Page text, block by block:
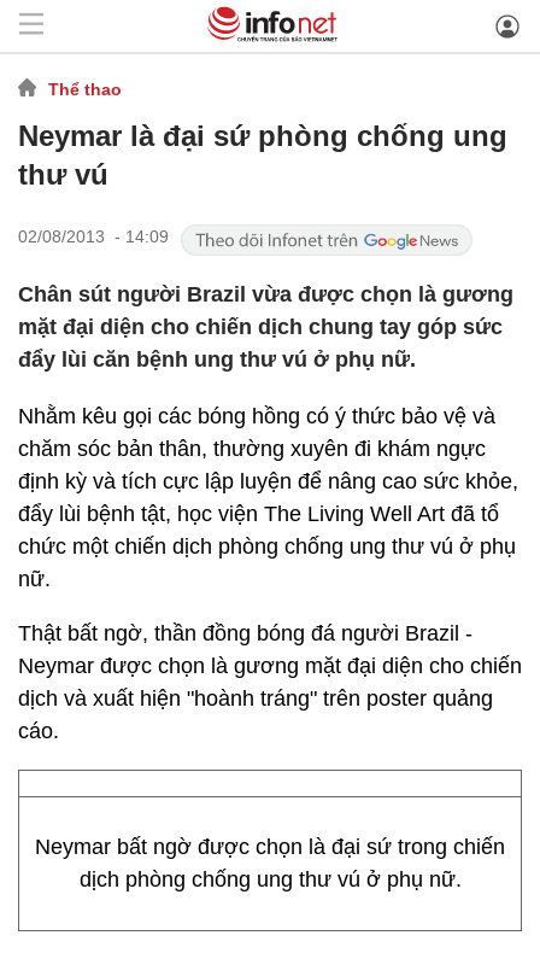
Thể thao
Neymar là đại sứ phòng chống ung
thư vú
02/08/2013 - 14:09
Chân sút người Brazil vừa được chọn là gương
mặt đại diện cho chiến dịch chung tay góp sức
đẩy lùi căn bệnh ung thư vú ở phụ nữ.
Nhằm kêu gọi các bóng hồng có ý thức bảo vệ và
chăm sóc bản thân, thường xuyên đi khám ngực
định kỳ và tích cực lập luyện để nâng cao sức khỏe,
đẩy lùi bệnh tật, học viện The Living Well Art đã tổ
chức một chiến dịch phòng chống ung thư vú ở phụ
nữ.
Thật bất ngờ, thần đồng bóng đá người Brazil -
Neymar được chọn là gương mặt đại diện cho chiến
dịch và xuất hiện "hoành tráng" trên poster quảng
cáo.
Neymar bất ngờ được chọn là đại sứ trong chiến
dịch phòng chống ung thư vú ở phụ nữ.